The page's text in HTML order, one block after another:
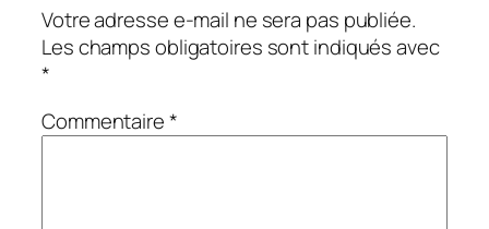
Votre adresse e-mail ne sera pas publiée.
Les champs obligatoires sont indiqués avec
*
Commentaire*